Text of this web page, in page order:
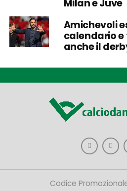
Milan e Juve
Amichevoli
calendario e
anche il
Codice